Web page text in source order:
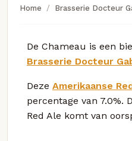
Home Brasserie Docteur
De Chameau is een
Brasserie Docteur
Deze Amerikaanse
percentage van 7.0%.
Red Ale komt van